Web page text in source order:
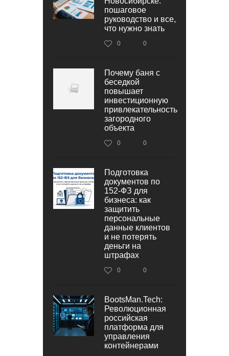
пошаговое
руководство и все,
что нужно знать
0 0
Почему баня с
беседкой
повышает
инвестиционную
привлекательность
загородного
объекта
0 0
Подготовка
документов по
152‑ФЗ для
бизнеса: как
защитить
персональные
данные клиентов
и не потерять
деньги на
штрафах
0 0
BootsMan.Tech:
Революционная
российская
платформа для
управления
контейнерами